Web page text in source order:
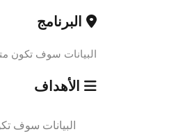
البرنامج
البيانات سوف تكون
الأهداف
البيانات سوف